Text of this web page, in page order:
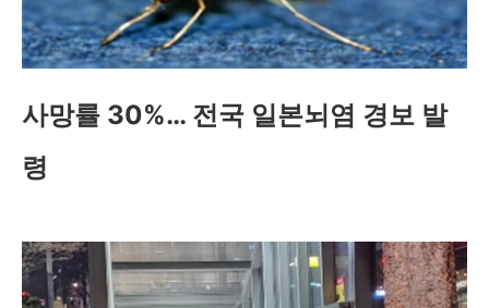
사망률 30%… 전국 일본뇌염 경보 발
령